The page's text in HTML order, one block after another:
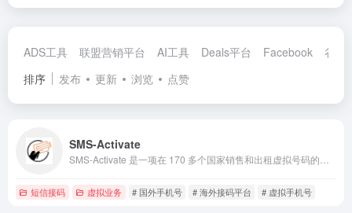
ADS工具 联盟营销平台 AI工具 Deals平台 Facebook
谷歌
排序
发布 更新 浏览 点赞
SMS-Activate
短信接码 虚拟业务 # 国外手机号 # 海外接码平台 # 虚拟手机号